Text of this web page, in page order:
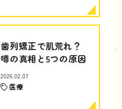
歯列矯正で肌荒れ？
噂の真相と5つの原因
2026.02.07
医療